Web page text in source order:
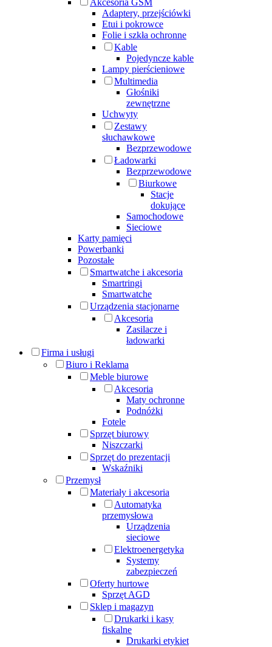
Akcesoria GSM
Adaptery, przejściówki
Etui i pokrowce
Folie i szkła ochronne
Kable
Pojedyncze kable
Lampy pierścieniowe
Multimedia
Głośniki
zewnętrzne
Uchwyty
Zestawy
słuchawkowe
Bezprzewodowe
Ładowarki
Bezprzewodowe
Biurkowe
Stacje
dokujące
Samochodowe
Sieciowe
Karty pamięci
Powerbanki
Pozostałe
Smartwatche i akcesoria
Smartringi
Smartwatche
Urządzenia stacjonarne
Akcesoria
Zasilacze i
ładowarki
Firma i usługi
Biuro i Reklama
Meble biurowe
Akcesoria
Maty ochronne
Podnóżki
Fotele
Sprzęt biurowy
Niszczarki
Sprzęt do prezentacji
Wskaźniki
Przemysł
Materiały i akcesoria
Automatyka
przemysłowa
Urządzenia
sieciowe
Elektroenergetyka
Systemy
zabezpieczeń
Oferty hurtowe
Sprzęt AGD
Sklep i magazyn
Drukarki i kasy
fiskalne
Drukarki etykiet